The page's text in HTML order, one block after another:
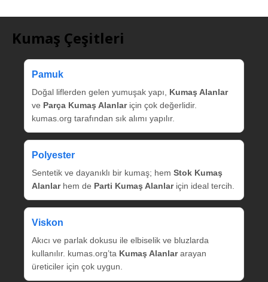
Kumaş Çeşitleri
Pamuk
Doğal liflerden gelen yumuşak yapı, Kumaş Alanlar
ve Parça Kumaş Alanlariçin çok değerlidir.
kumas.org tarafından sık alımı yapılır.
Polyester
Sentetik ve dayanıklı bir kumaş; hem Stok Kumaş
Alanlarhem de Parti Kumaş Alanlariçin ideal tercih.
Viskon
Akıcı ve parlak dokusu ile elbiselik ve bluzlarda
kullanılır. kumas.org’ta Kumaş Alanlararayan
üreticiler için çok uygun.